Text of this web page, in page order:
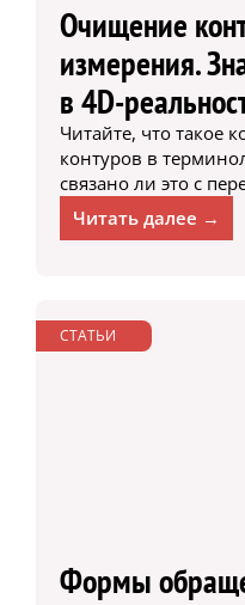
Очищение
измерения.
в 4D-
Читайте, что такое
контуров в
связано ли это с
Читать далее →
СТАТЬИ
Формы